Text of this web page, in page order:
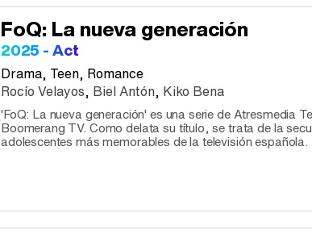
FoQ: La nueva generación
2025 - Act
Drama, Teen, Romance
Rocío Velayos, Biel Antón, Kiko Bena
'FoQ: La nueva generación' es una serie de Atresmedia
Boomerang TV. Como delata su título, se trata de la
adolescentes más memorables de la televisión